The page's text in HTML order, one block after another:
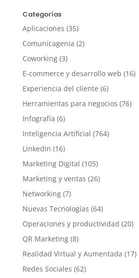
Categorías
Aplicaciones (35)
Comunicagenia (2)
Coworking(3)
E-commerce y desarrollo web (16)
Experiencia del cliente (6)
Herramientas para negocios (76)
Infografía (6)
Inteligencia Artificial (764)
LinkedIn (16)
Marketing Digital (105)
Marketing y ventas (26)
Networking(7)
Nuevas Tecnologías (64)
Operaciones y productividad (20)
QR Marketing(8)
Realidad Virtual y Aumentada (17)
Redes Sociales (62)